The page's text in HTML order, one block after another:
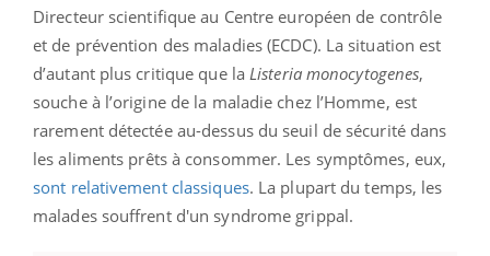
Directeur scientifique au Centre européen de contrôle
et de prévention des maladies (ECDC). La situation est
d’autant plus critique que la Listeria monocytogenes,
souche à l’origine de la maladie chez l’Homme, est
rarement détectée au-dessus du seuil de sécurité dans
les aliments prêts à consommer. Les symptômes, eux,
sont relativement classiques. La plupart du temps, les
malades souffrent d'un syndrome grippal.